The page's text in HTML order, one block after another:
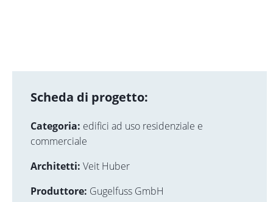
Scheda di progetto:
Categoria: edifici ad uso residenziale e
commerciale
Architetti: Veit Huber
Produttore: Gugelfuss GmbH